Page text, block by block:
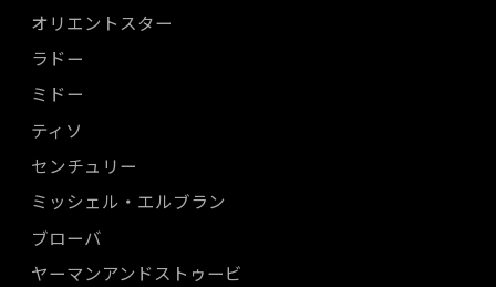
オリエントスター
ラドー
ミドー
ティソ
センチュリー
ミッシェル・エルブラン
ブローバ
ヤーマンアンドストゥービ